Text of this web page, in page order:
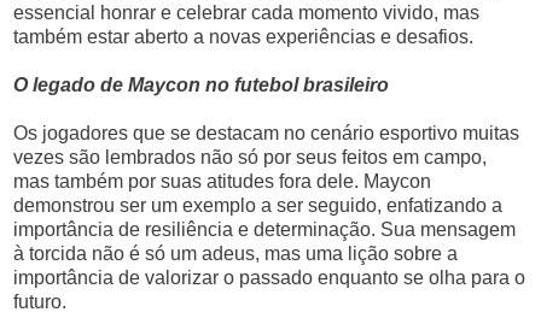
essencial honrar e celebrar cada momento vivido, mas
também estar aberto a novas experiências e desafios.
O legado de Maycon no futebol brasileiro
Os jogadores que se destacam no cenário esportivo muitas
vezes são lembrados não só por seus feitos em campo,
mas também por suas atitudes fora dele. Maycon
demonstrou ser um exemplo a ser seguido, enfatizando a
importância de resiliência e determinação. Sua mensagem
à torcida não é só um adeus, mas uma lição sobre a
importância de valorizar o passado enquanto se olha para o
futuro.